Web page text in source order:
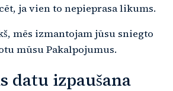
ja vien to nepieprasa likums.
mēs izmantojam jūsu sniegto
mūsu Pakalpojumus.
datu izpaušana